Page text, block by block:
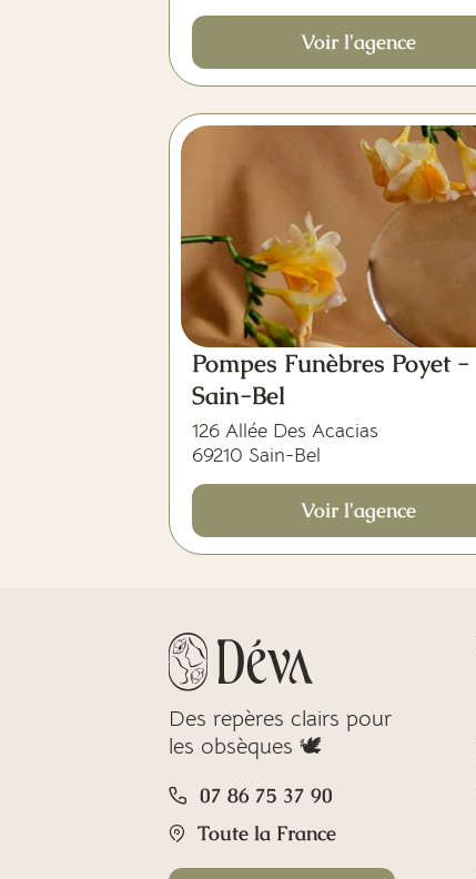
Voir l'agence
Pompes Funèbres Poyet -
Sain-Bel
126 Allée Des Acacias
69210 Sain-Bel
Voir l'agence
Des repères clairs pour
les obsèques 🕊️
07 86 75 37 90
Toute la France